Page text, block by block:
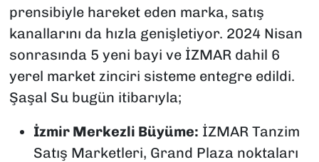
prensibiyle hareket eden marka, satış
kanallarını da hızla genişletiyor. 2024 Nisan
sonrasında 5 yeni bayi ve İZMAR dahil 6
yerel market zinciri sisteme entegre edildi.
Şaşal Su bugün itibarıyla;
İzmir Merkezli Büyüme: İZMAR Tanzim
Satış Marketleri, Grand Plaza noktaları